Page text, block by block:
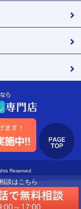
Reserved.
談はこちら